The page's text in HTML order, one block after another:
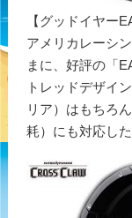
【グッドイヤー
アメリカレーシ
まに、好評の「
トレッドデザイ
リア）はもちろ
耗）にも対応し